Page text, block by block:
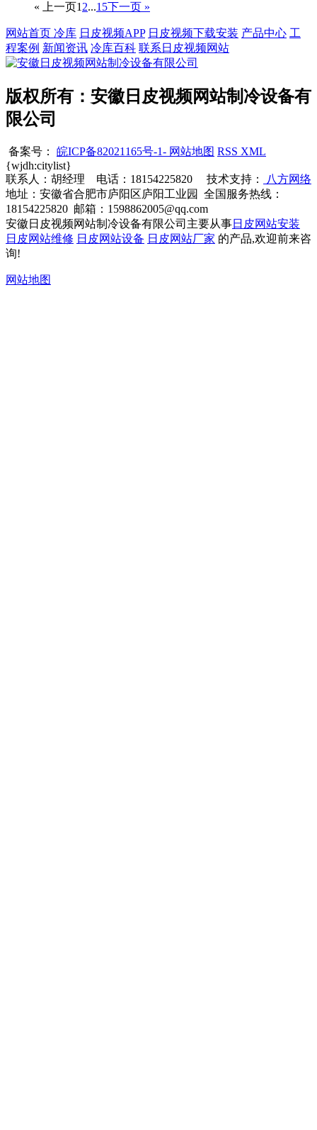
« 上一页12...15下一页 »
网站首页 冷库 日皮视频APP 日皮视频下载安装 产品中心 工
程案例 新闻资讯 冷库百科 联系日皮视频网站
版权所有：安徽日皮视频网站制冷设备有
限公司
备案号： 皖ICP备82021165号-1- 网站地图 RSS XML
{wjdh:citylist}
联系人：胡经理 电话：18154225820 技术支持：
八方网络
地址：安徽省合肥市庐阳区庐阳工业园 全国服务热线：
18154225820 邮箱：1598862005@qq.com
安徽日皮视频网站制冷设备有限公司主要从事日皮网站安装
日皮网站维修 日皮网站设备 日皮网站厂家 的产品,欢迎前来咨
询!
网站地图